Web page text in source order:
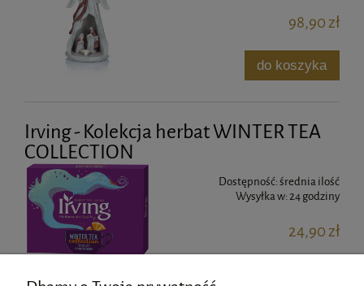
98,90 zł
do koszyka
Irving - Kolekcja herbat WINTER TEA
COLLECTION
Dostępność:średnia ilość
Wysyłka w:24 godziny
24,90 zł